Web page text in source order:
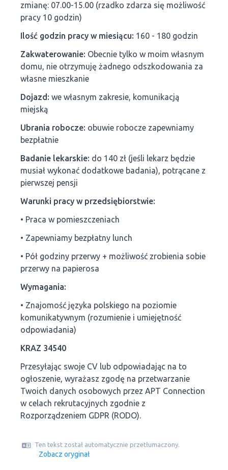
zmianę: 07.00-15.00 (rzadko zdarza się możliwość
pracy 10 godzin)
Ilość godzin pracy w miesiącu: 160 - 180 godzin
Zakwaterowanie: Obecnie tylko w moim własnym
domu, nie otrzymuję żadnego odszkodowania za
własne mieszkanie
Dojazd: we własnym zakresie, komunikacją
miejską
Ubrania robocze: obuwie robocze zapewniamy
bezpłatnie
Badanie lekarskie: do 140 zł (jeśli lekarz będzie
musiał wykonać dodatkowe badania), potrącane z
pierwszej pensji
Warunki pracy w przedsiębiorstwie:
• Praca w pomieszczeniach
• Zapewniamy bezpłatny lunch
• Pół godziny przerwy + możliwość zrobienia sobie
przerwy na papierosa
Wymagania:
• Znajomość języka polskiego na poziomie
komunikatywnym (rozumienie i umiejętność
odpowiadania)
KRAZ 34540
Przesyłając swoje CV lub odpowiadając na to
ogłoszenie, wyrażasz zgodę na przetwarzanie
Twoich danych osobowych przez APT Connection
w celach rekrutacyjnych zgodnie z
Rozporządzeniem GDPR (RODO).
Ten tekst został automatycznie przetłumaczony.
Zobacz oryginał